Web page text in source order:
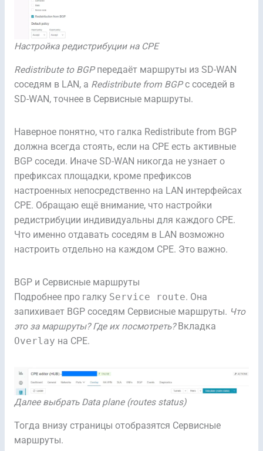
Настройка редистрибуции на CPE
Redistribute to BGPпередаёт маршруты из SD-WAN
соседям в LAN, а Redistribute from BGPс соседей в
SD-WAN, точнее в Сервисные маршруты.
Наверное понятно, что галка Redistribute from BGP
должна всегда стоять, если на CPE есть активные
BGP соседи. Иначе SD-WAN никогда не узнает о
префиксах площадки, кроме префиксов
настроенных непосредственно на LAN интерфейсах
CPE. Обращаю ещё внимание, что настройки
редистрибуции индивидуальны для каждого CPE.
Что именно отдавать соседям в LAN возможно
настроить отдельно на каждом CPE. Это важно.
BGP и Сервисные маршруты
Подробнее про галку Service route. Она
запихивает BGP соседям Сервисные маршруты. Что
это за маршруты? Где их посмотреть?Вкладка
Overlay на CPE.
Далее выбрать Data plane (routes status)
Тогда внизу страницы отобразятся Сервисные
маршруты.